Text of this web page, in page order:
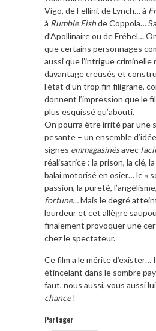
Vigo, de Fellini, de Lynch… à
à Rumble Fishde Coppola…
d’Apollinaire ou de Fréhel…
que certains personnages
aussi que l’intrigue criminelle
davantage creusés et
l’état d’un trop fin filigrane,
donnent l’impression que le
plus esquissé qu’abouti.
On pourra être irrité par une
pesante – un ensemble
signes emmagasinésavec
réalisatrice : la prison, la clé,
balai motorisé en osier… le «
passion, la pureté,
fortune…Mais le degré
lourdeur et cet allègre
finalement provoquer une
chez le spectateur.
Ce film a le mérite d’exister…
étincelant dans le sombre
faut, nous aussi, vous aussi
chance!
Partager